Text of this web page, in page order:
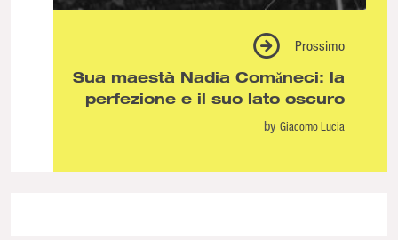
Prossimo
Sua maestà Nadia Comăneci: la
perfezione e il suo lato oscuro
by Giacomo Lucia